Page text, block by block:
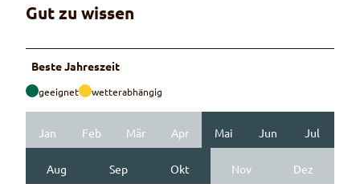
Gut zu wissen
Beste Jahreszeit
geeignet wetterabhängig
Jan Feb Mär Apr Mai Jun Jul
Aug Sep Okt Nov Dez